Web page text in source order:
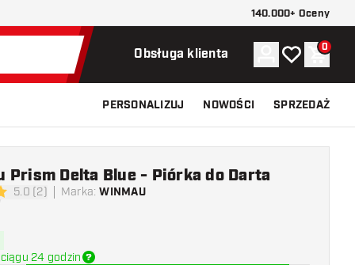
140.000+ Oceny
Obsługa klienta Konto
Moja listaKoszyk
0
PERSONALIZUJ NOWOŚCI SPRZEDAŻ
5.0 (2) Marka: WINMAU
Prism Delta Blue - Piórka do Darta
24 godzin